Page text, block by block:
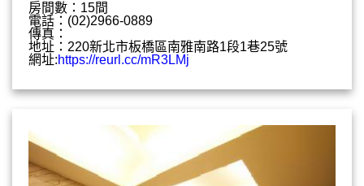
房間數：15間
電話：(02)2966-0889
傳真：
地址：220新北市板橋區南雅南路1段1巷25號
網址:https://reurl.cc/mR3LMj